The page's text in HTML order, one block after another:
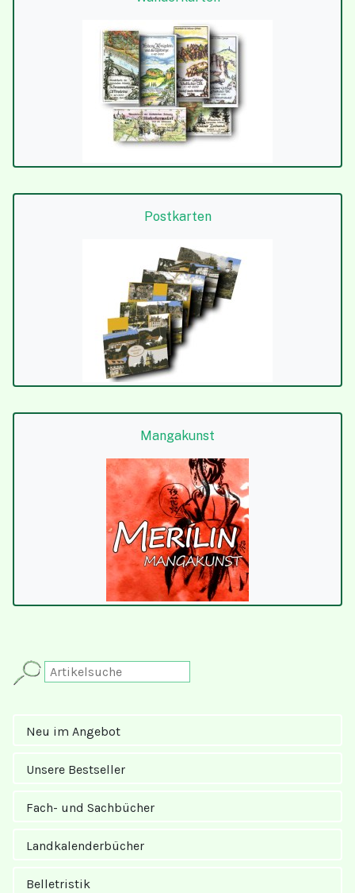
Postkarten
Mangakunst
Neu im Angebot
Unsere Bestseller
Fach- und Sachbücher
Landkalender­bücher
Belletristik